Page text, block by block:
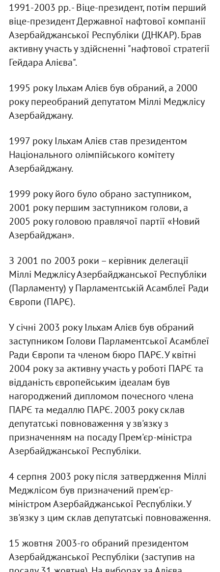
1991-2003 рр. - Віце-президент, потім перший
віце-президент Державної нафтової компанії
Азербайджанської Республіки (ДНКАР). Брав
активну участь у здійсненні "нафтової стратегії
Гейдара Алієва".
1995 року Ільхам Алієв був обраний, а 2000
року переобраний депутатом Міллі Меджлісу
Азербайджану.
1997 року Ільхам Алієв став президентом
Національного олімпійського комітету
Азербайджану.
1999 року його було обрано заступником,
2001 року першим заступником голови, а
2005 року головою правлячої партії «Новий
Азербайджан».
З 2001 по 2003 роки – керівник делегації
Міллі Меджлісу Азербайджанської Республіки
(Парламенту) у Парламентській Асамблеї Ради
Європи (ПАРЄ).
У січні 2003 року Ільхам Алієв був обраний
заступником Голови Парламентської Асамблеї
Ради Європи та членом бюро ПАРЄ. У квітні
2004 року за активну участь у роботі ПАРЄ та
відданість європейським ідеалам був
нагороджений дипломом почесного члена
ПАРЄ та медаллю ПАРЄ. 2003 року склав
депутатські повноваження у зв'язку з
призначенням на посаду Прем'єр-міністра
Азербайджанської Республіки.
4 серпня 2003 року після затвердження Міллі
Меджлісом був призначений прем'єр-
міністром Азербайджанської Республіки. У
зв'язку з цим склав депутатські повноваження.
15 жовтня 2003-го обраний президентом
Азербайджанської Республіки (заступив на